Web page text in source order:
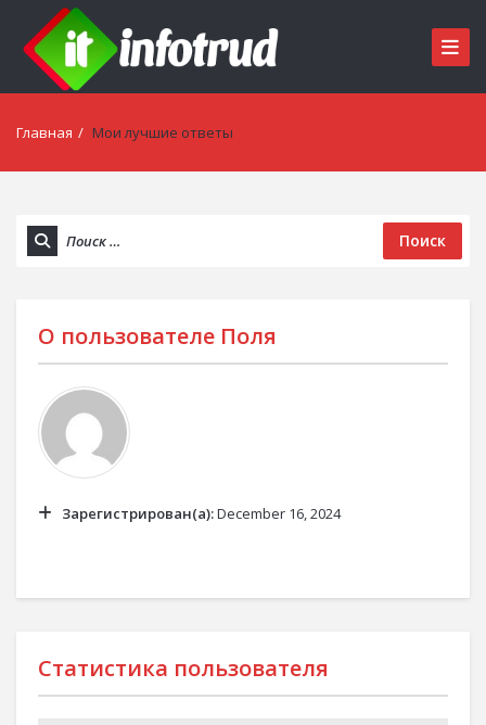
Главная / Мои лучшие ответы
Поиск
О пользователе Поля
Зарегистрирован(а):December 16, 2024
Статистика пользователя